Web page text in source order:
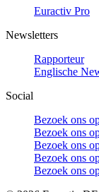
Euractiv Pro
Newsletters
Rapporteur
Englische
Social
Bezoek ons
Bezoek ons
Bezoek ons
Bezoek ons
Bezoek ons